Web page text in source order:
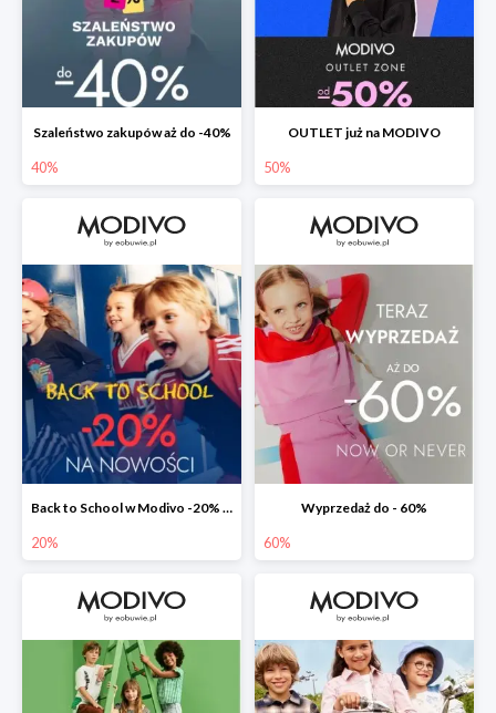
Szaleństwo zakupów aż do -40%
40%
OUTLET już na MODIVO
50%
Back to School w Modivo -20% na nowości w aplikacji
20%
Wyprzedaż do - 60%
60%